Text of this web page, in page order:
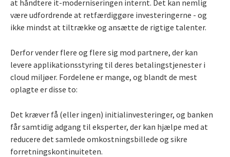
at håndtere it-moderniseringen internt. Det kan nemlig
være udfordrende at retfærdiggøre investeringerne - og
ikke mindst at tiltrække og ansætte de rigtige talenter.
Derfor vender flere og flere sig mod partnere, der kan
levere applikationsstyring til deres betalingstjenester i
cloud miljøer. Fordelene er mange, og blandt de mest
oplagte er disse to:
Det kræver få (eller ingen) initialinvesteringer, og banken
får samtidig adgang til eksperter, der kan hjælpe med at
reducere det samlede omkostningsbillede og sikre
forretningskontinuiteten.